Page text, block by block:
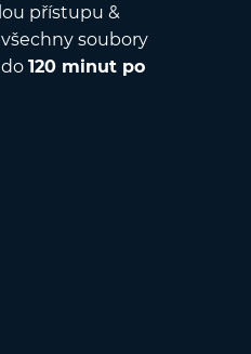
přístupu &
soubory
120 minut po